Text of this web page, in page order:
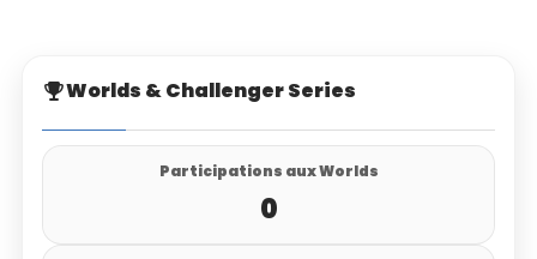
Worlds & Challenger Series
Participations aux Worlds
0